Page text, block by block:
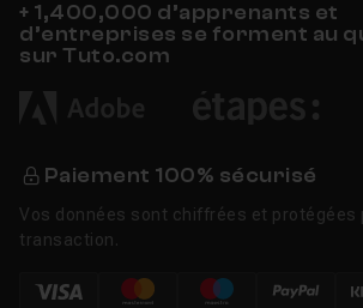
+ 1,400,000 d’apprenants et
d’entreprises se forment au
sur Tuto.com
Paiement 100% sécurisé
Vos données sont chiffrées et protégées
transaction.